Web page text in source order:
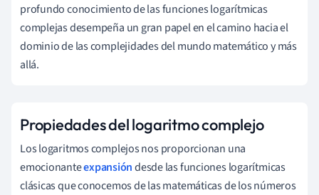
profundo conocimiento de las funciones logarítmicas
complejas desempeña un gran papel en el camino hacia el
dominio de las complejidades del mundo matemático y más
allá.
Propiedades del logaritmo complejo
Los logaritmos complejos nos proporcionan una
emocionanteexpansióndesde las funciones logarítmicas
clásicas que conocemos de las matemáticas de los números